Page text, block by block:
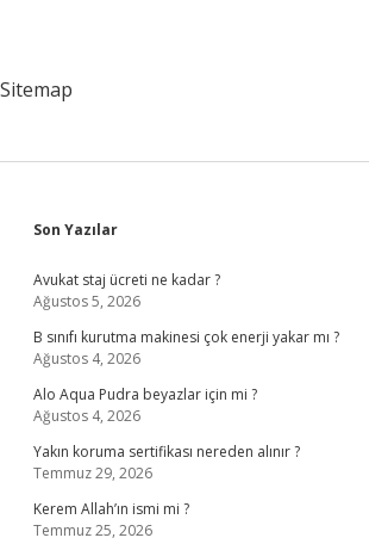
Sitemap
Sidebar
Son Yazılar
Avukat staj ücreti ne kadar ?
Ağustos 5, 2026
B sınıfı kurutma makinesi çok enerji yakar mı ?
Ağustos 4, 2026
Alo Aqua Pudra beyazlar için mi ?
Ağustos 4, 2026
Yakın koruma sertifikası nereden alınır ?
Temmuz 29, 2026
Kerem Allah’ın ismi mi ?
Temmuz 25, 2026